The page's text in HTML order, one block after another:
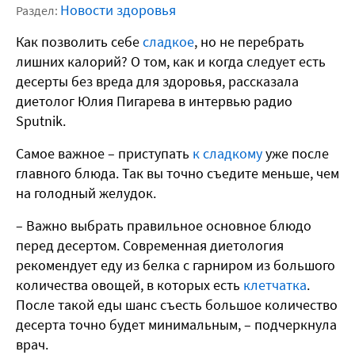
Раздел: Новости здоровья
Как позволить себесладкое, но не перебрать
лишних калорий? О том, как и когда следует есть
десерты без вреда для здоровья, рассказала
диетолог Юлия Пигарева в интервью радио
Sputnik.
Самое важное – приступать к сладкомууже после
главного блюда. Так вы точно съедите меньше, чем
на голодный желудок.
– Важно выбрать правильное основное блюдо
перед десертом. Современная диетология
рекомендует еду из белка с гарниром из большого
количества овощей, в которых есть клетчатка.
После такой еды шанс съесть большое количество
десерта точно будет минимальным, – подчеркнула
врач.